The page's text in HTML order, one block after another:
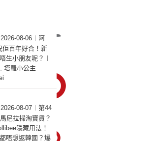
08-06︱阿
佢百年好合！新
生小朋友呢？︱
塔羅小公主
08-07︱第44
尼拉掃淘寶貨？
隱藏用法！
唔想返韓國？爆